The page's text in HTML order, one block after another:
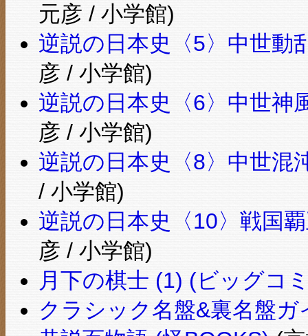
元彦 / 小学館)
逆説の日本史〈5〉中世
彦 / 小学館)
逆説の日本史〈6〉中世
彦 / 小学館)
逆説の日本史〈8〉中世混
/ 小学館)
逆説の日本史〈10〉戦国
彦 / 小学館)
月下の棋士 (1) (ビッグコ
クラシック名盤&裏名盤ガ